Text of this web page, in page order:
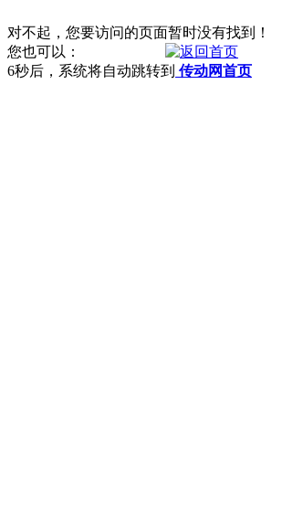
对不起，您要访问的页面暂时没有找到！
您也可以：
6秒后，系统将自动跳转到 传动网首页